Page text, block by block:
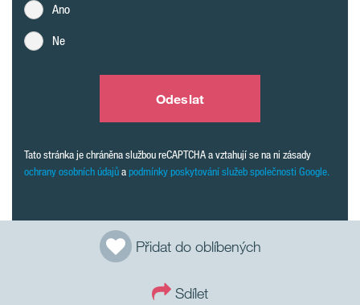
Přidat do oblíbených
Sdílet
Ano
Ne
Odeslat
Tato stránka je chráněna službou reCAPTCHA a vztahují se na ni zásady
ochrany osobních údajůapodmínky poskytování služeb společnosti Google.